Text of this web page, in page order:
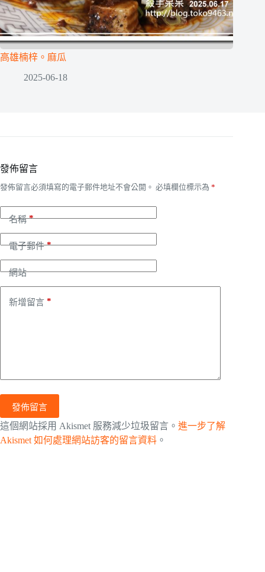
高雄楠梓。麻瓜
2025-06-18
發佈留言
發佈留言必須填寫的電子郵件地址不會公開。 必填欄位標示為 *
名稱*
電子郵件*
網站
新增留言 *
發佈留言
這個網站採用 Akismet 服務減少垃圾留言。 進一步了解
Akismet 如何處理網站訪客的留言資料 。